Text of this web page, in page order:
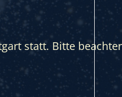
statt. Bitte